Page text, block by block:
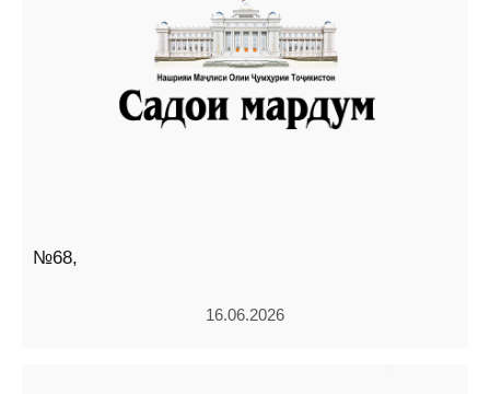
№68,
16.06.2026